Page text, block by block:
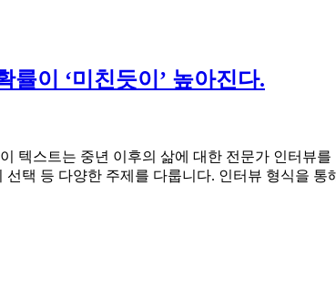
률이 ‘미친듯이’ 높아진다.
텍스트는 중년 이후의 삶에 대한 전문가 인터뷰
택 등 다양한 주제를 다룹니다. 인터뷰 형식을 통